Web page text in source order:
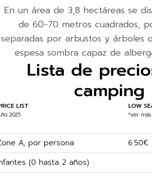
En un área de 3,8 hectáreas se
de 60-70 metros cuadrados,
separadas por arbustos y árboles
espesa sombra capaz de
Lista de
camping
LIST
2025
LOW
*ver más
A, por persona 6.50€
(0 hasta 2 años)